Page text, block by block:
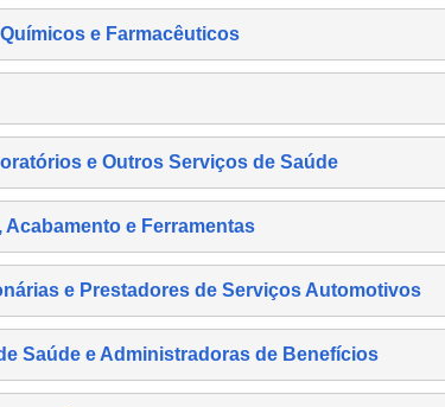
e Farmacêuticos
e Outros Serviços de Saúde
Acabamento e Ferramentas
e Prestadores de Serviços Automotivos
Saúde e Administradoras de Benefícios